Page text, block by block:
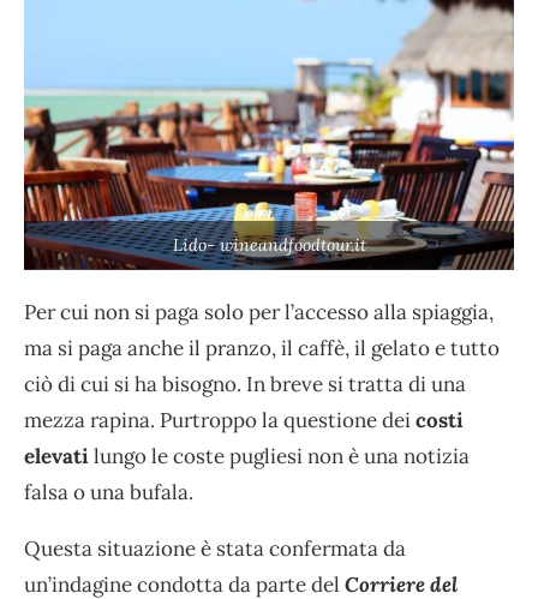
Lido- wineandfoodtour.it
Per cui non si paga solo per l’accesso alla spiaggia,
ma si paga anche il pranzo, il caffè, il gelato e tutto
ciò di cui si ha bisogno. In breve si tratta di una
mezza rapina. Purtroppo la questione deicosti
elevatilungo le coste pugliesi non è una notizia
falsa o una bufala.
Questa situazione è stata confermata da
un’indagine condotta da parte del Corriere del